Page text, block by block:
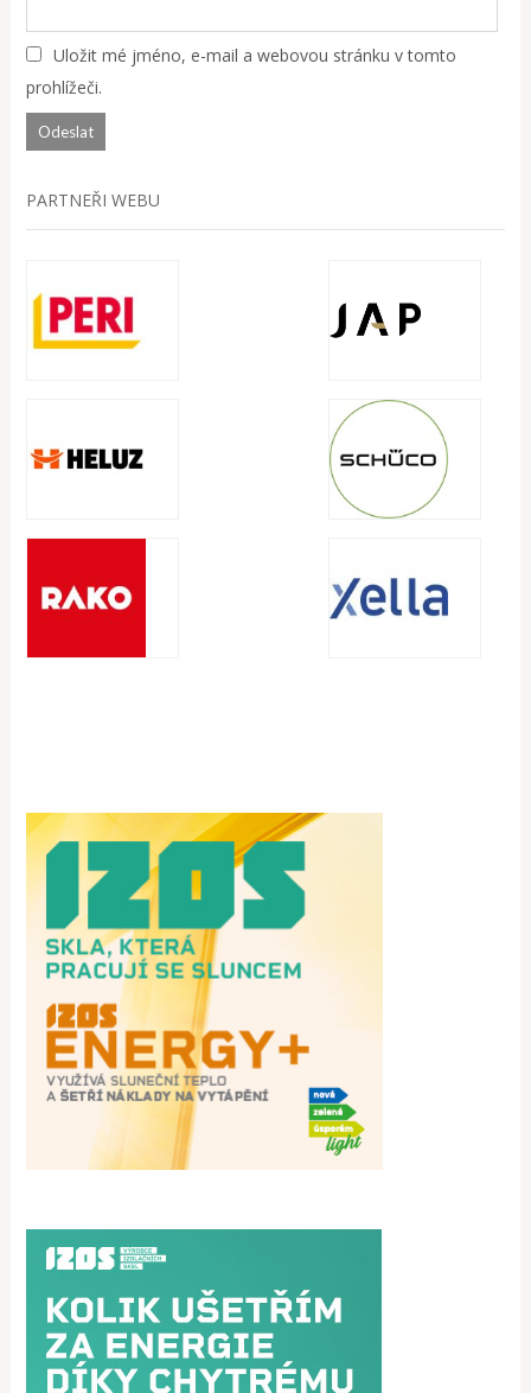
Uložit mé jméno, e-mail a webovou stránku v tomto
prohlížeči.
PARTNEŘI WEBU